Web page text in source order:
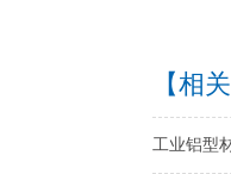
【相
工业铝型